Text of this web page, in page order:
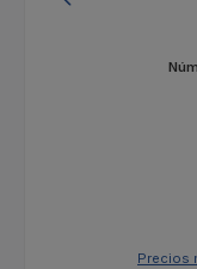
Precios